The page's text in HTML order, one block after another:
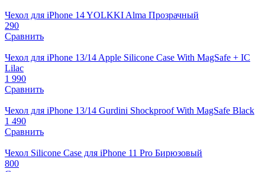
Чехол для iPhone 14 YOLKKI Alma Прозрачный
290
Сравнить
Чехол для iPhone 13/14 Apple Silicone Case With MagSafe + IC
Lilac
1 990
Сравнить
Чехол для iPhone 13/14 Gurdini Shockproof With MagSafe Black
1 490
Сравнить
Чехол Silicone Case для iPhone 11 Pro Бирюзовый
800